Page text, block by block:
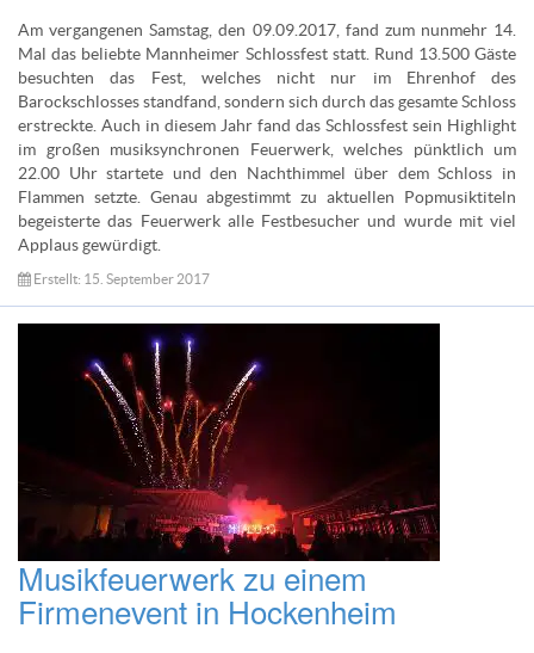
Am vergangenen Samstag, den 09.09.2017, fand zum nunmehr 14.
Mal das beliebte Mannheimer Schlossfest statt. Rund 13.500 Gäste
besuchten das Fest, welches nicht nur im Ehrenhof des
Barockschlosses standfand, sondern sich durch das gesamte Schloss
erstreckte. Auch in diesem Jahr fand das Schlossfest sein Highlight
im großen musiksynchronen Feuerwerk, welches pünktlich um
22.00 Uhr startete und den Nachthimmel über dem Schloss in
Flammen setzte. Genau abgestimmt zu aktuellen Popmusiktiteln
begeisterte das Feuerwerk alle Festbesucher und wurde mit viel
Applaus gewürdigt.
Erstellt: 15. September 2017
Musikfeuerwerk zu einem
Firmenevent in Hockenheim